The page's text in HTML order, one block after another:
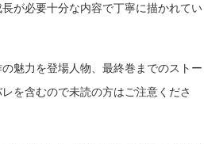
が必要十分な内容で丁寧に描かれてい
魅力を登場人物、最終巻までのストー
を含むので未読の方はご注意くださ